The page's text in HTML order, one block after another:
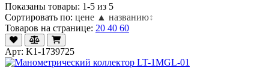
Показаны товары: 1-5 из 5
Сортировать по: цене ▲ названию↕
Товаров на странице: 20 40 60
Арт: K1-1739725